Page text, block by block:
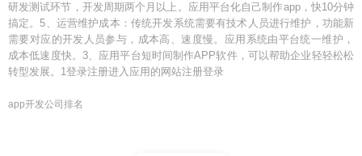
研发测试环节，开发周期两个月以上。应用平台化自己制作app，快10分钟
搞定。5、运营维护成本：传统开发系统需要有技术人员进行维护，功能新
需要对应的开发人员参与，成本高、速度慢。应用系统由平台统一维护，
成本低速度快。3、应用平台短时间制作APP软件，可以帮助企业轻轻松松
转型发展。1登录注册进入应用的网站注册登录
app开发公司排名